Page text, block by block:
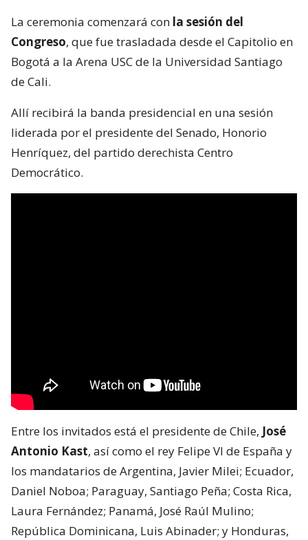
La ceremonia comenzará con la sesión del
Congreso, que fue trasladada desde el Capitolio en
Bogotá a la Arena USC de la Universidad Santiago
de Cali.
Allí recibirá la banda presidencial en una sesión
liderada por el presidente del Senado, Honorio
Henríquez, del partido derechista Centro
Democrático.
Entre los invitados está el presidente de Chile, José
Antonio Kast, así como el rey Felipe VI de España y
los mandatarios de Argentina, Javier Milei; Ecuador,
Daniel Noboa; Paraguay, Santiago Peña; Costa Rica,
Laura Fernández; Panamá, José Raúl Mulino;
República Dominicana, Luis Abinader; y Honduras,